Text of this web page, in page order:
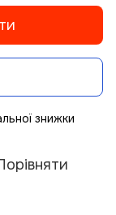
знижки